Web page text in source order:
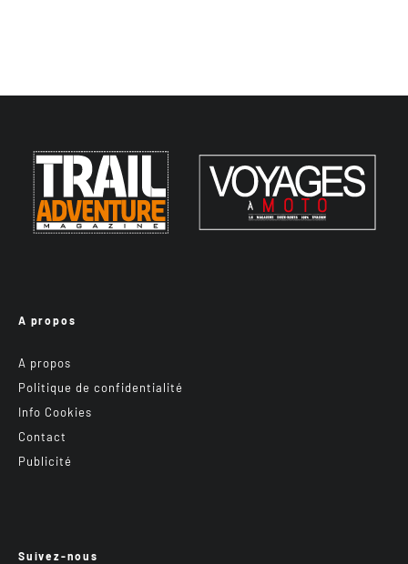
A propos
A propos
Politique de confidentialité
Info Cookies
Contact
Publicité
Suivez-nous